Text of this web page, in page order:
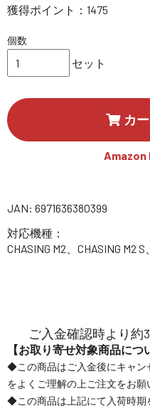
コーポ
獲得ポイント：1475
個数
セット
カ
Amazon
JAN: 6971636380399
対応機種：
CHASING M2、CHASING M2 S
ご入金確認時より約
【お取り寄せ対象商品につ
◆この商品はご入金後にキャン
をよくご理解の上ご注文をお願
◆この商品は上記にて入荷時期